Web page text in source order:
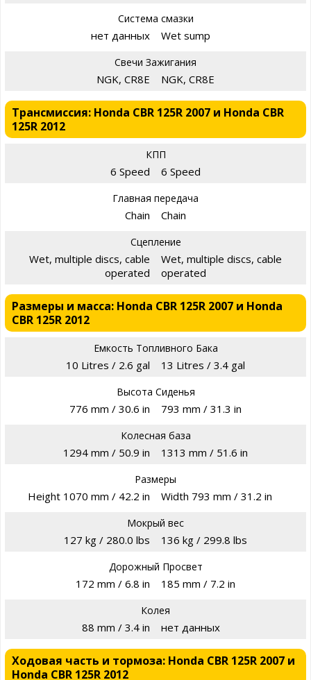
Система смазки
нет данных Wet sump
Свечи Зажигания
NGK, CR8E NGK, CR8E
Трансмиссия: Honda CBR 125R 2007 и Honda CBR
125R 2012
КПП
6 Speed 6 Speed
Главная передача
Chain Chain
Сцепление
Wet, multiple discs, cable
operated
Wet, multiple discs, cable
operated
Размеры и масса: Honda CBR 125R 2007 и Honda
CBR 125R 2012
Емкость Топливного Бака
10 Litres / 2.6 gal 13 Litres / 3.4 gal
Высота Сиденья
776 mm / 30.6 in 793 mm / 31.3 in
Колесная база
1294 mm / 50.9 in 1313 mm / 51.6 in
Размеры
Height 1070 mm / 42.2 in Width 793 mm / 31.2 in
Мокрый вес
127 kg / 280.0 lbs 136 kg / 299.8 lbs
Дорожный Просвет
172 mm / 6.8 in 185 mm / 7.2 in
Колея
88 mm / 3.4 in нет данных
Ходовая часть и тормоза: Honda CBR 125R 2007 и
Honda CBR 125R 2012